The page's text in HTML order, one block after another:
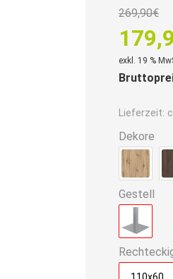
269,90€
Preis
ist:
exkl. 19 %
Lieferzeit:
Dekore
Gestell